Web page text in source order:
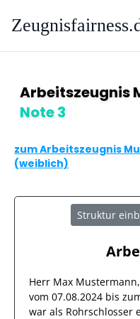
Arbeitszeugnis
Note 3
zum Arbeitszeugnis
(weiblich)
Struktur
Herr Max Mustermann
vom 07.08.2024 bis
war als Rohrschlosser